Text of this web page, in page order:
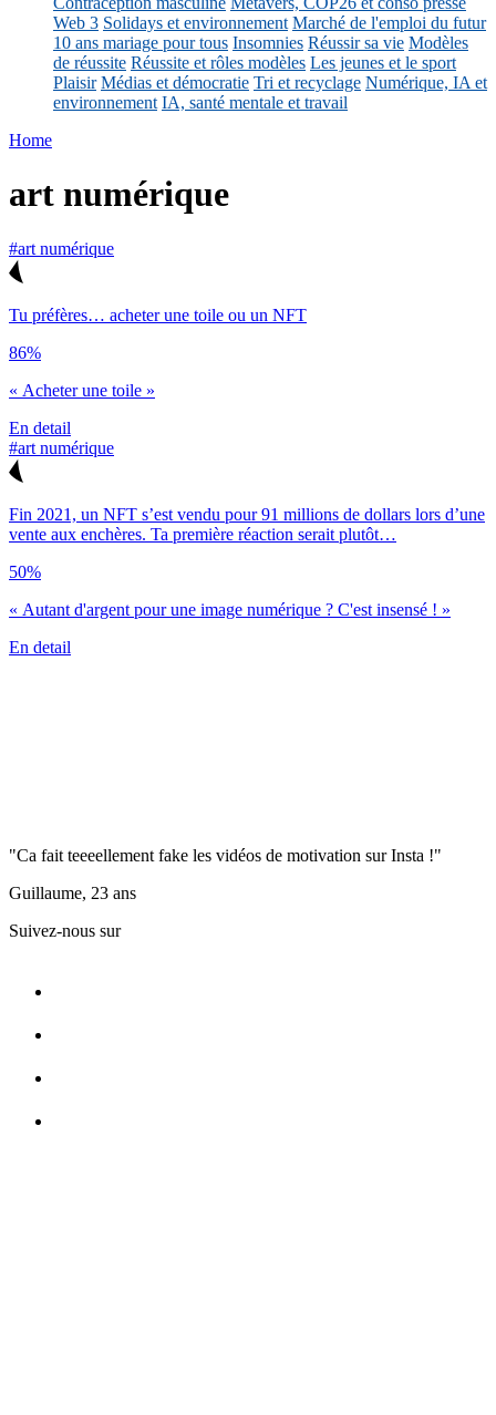
Web 3 Solidays et environnement Marché de l'emploi du futur
10 ans mariage pour tous Insomnies Réussir sa vie Modèles
de réussite Réussite et rôles modèles Les jeunes et le sport
Plaisir Médias et démocratie Tri et recyclage Numérique, IA et
environnement IA, santé mentale et travail
Home
art numérique
#art numérique
Tu préfères… acheter une toile ou un NFT
86%
« Acheter une toile »
En detail
#art numérique
Fin 2021, un NFT s’est vendu pour 91 millions de dollars lors d’une
vente aux enchères. Ta première réaction serait plutôt…
50%
« Autant d'argent pour une image numérique ? C'est insensé ! »
En detail
"Ca fait teeeellement fake les vidéos de motivation sur Insta !"
Guillaume, 23 ans
Suivez-nous sur